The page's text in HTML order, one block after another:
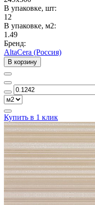
В упаковке, шт:
12
В упаковке, м2:
1.49
Бренд:
AltaCera (Россия)
В корзину
Купить в 1 клик